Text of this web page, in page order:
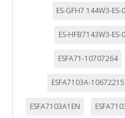
ES-GFH7 144W3-
ES-HFB7143W3-
ESFA71-10707264
ESFA7103A-10672215
ESFA7103A1EN